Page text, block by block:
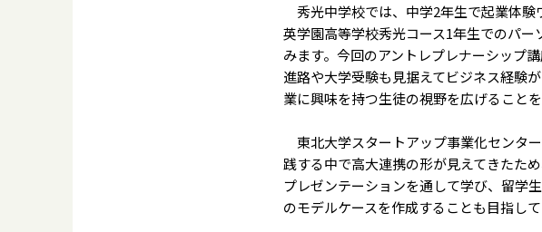
秀光中学校では、中学2年生で起業体
英学園高等学校秀光コース1年生でのパ
みます。今回のアントレプレナーシップ
進路や大学受験も見据えてビジネス経験
業に興味を持つ生徒の視野を広げること
東北大学スタートアップ事業化センタ
践する中で高大連携の形が見えてきたた
プレゼンテーションを通して学び、留学
のモデルケースを作成することも目指して